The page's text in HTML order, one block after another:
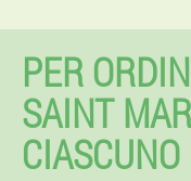
PER
SAINT
CIASCUNO